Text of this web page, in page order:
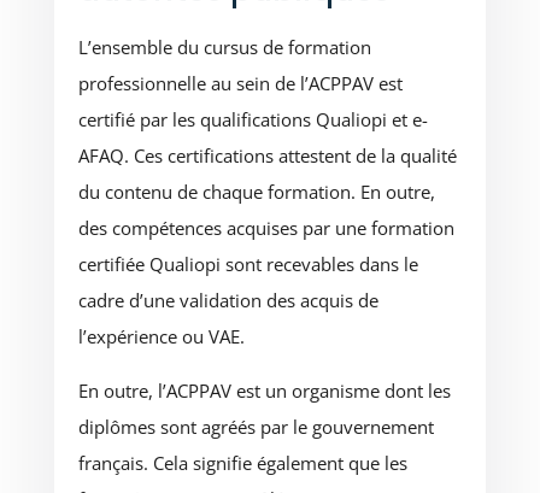
L’ensemble du cursus de formation
professionnelle au sein de l’ACPPAV est
certifié par les qualifications Qualiopi et e-
AFAQ. Ces certifications attestent de la qualité
du contenu de chaque formation. En outre,
des compétences acquises par une formation
certifiée Qualiopi sont recevables dans le
cadre d’une validation des acquis de
l’expérience ou VAE.
En outre, l’ACPPAV est un organisme dont les
diplômes sont agréés par le gouvernement
français. Cela signifie également que les